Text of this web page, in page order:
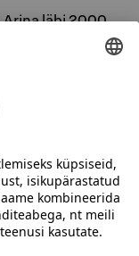
Arina läbi 2000.
avati
hotellituba. Ka
tantsuõhtuid
jäi järele vaid
säilitati